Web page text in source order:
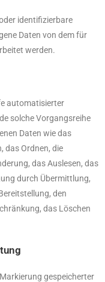
identifizierbare
Daten von dem für
werden.
automatisierter
solche Vorgangsreihe
Daten wie das
das Ordnen, die
das Auslesen, das
durch Übermittlung,
den
das Löschen
gespeicherter